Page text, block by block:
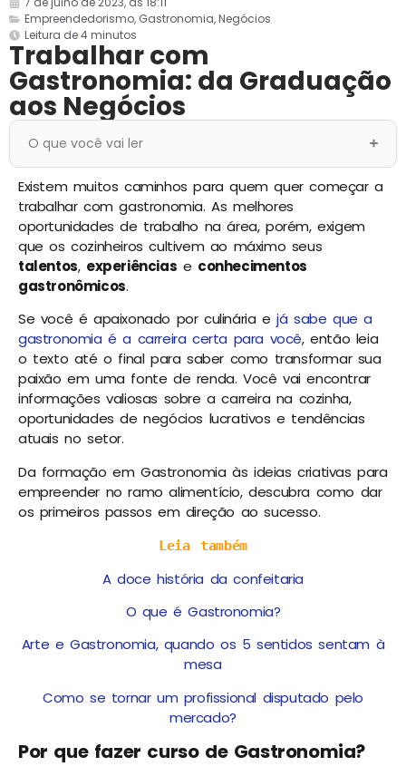
Empreendedorismo, Gastronomia,Negócios
Leitura de 4 minutos
Trabalhar com
Gastronomia: da Graduação
aos Negócios
O que você vai ler
Existem muitos caminhos para quem quer começar a
trabalhar com gastronomia. As melhores
oportunidades de trabalho na área, porém, exigem
que os cozinheiros cultivem ao máximo seus
talentos, experiências e conhecimentos
gastronômicos.
Se você é apaixonado por culinária ejá sabe que a
gastronomia é a carreira certa para você, então leia
o texto até o final para saber como transformar sua
paixão em uma fonte de renda. Você vai encontrar
informações valiosas sobre a carreira na cozinha,
oportunidades de negócios lucrativos e tendências
atuais no setor.
Da formação em Gastronomia às ideias criativas para
empreender no ramo alimentício, descubra como dar
os primeiros passos em direção ao sucesso.
Leia também
A doce história da confeitaria
O que é Gastronomia?
Arte e Gastronomia, quando os 5 sentidos sentam à
mesa
Como se tornar um profissional disputado pelo
mercado?
Por que fazer curso de Gastronomia?